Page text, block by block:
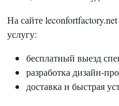
На сайте
услугу:
бесплатный выезд
разработка дизайн-
доставка и быстрая